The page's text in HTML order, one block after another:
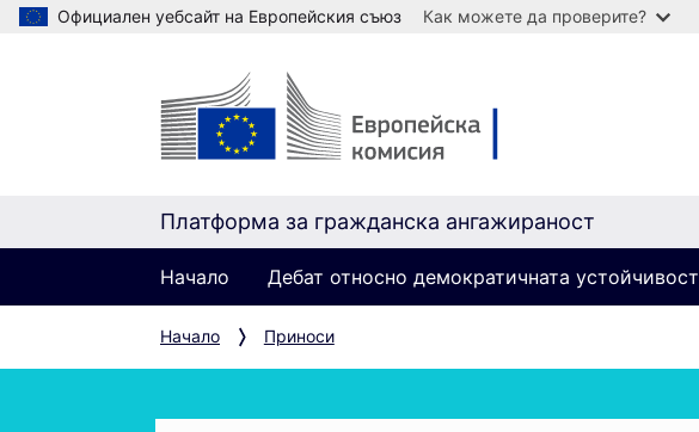
Официален уебсайт на Европейския съюз Как можете да проверите?
Платформа за гражданска ангажираност
Начало Дебат относно демократичната устойчивост
Начало Приноси